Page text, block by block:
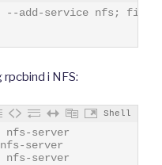
--add-service nfs;
i NFS:
Shell
nfs-server
server
nfs-server